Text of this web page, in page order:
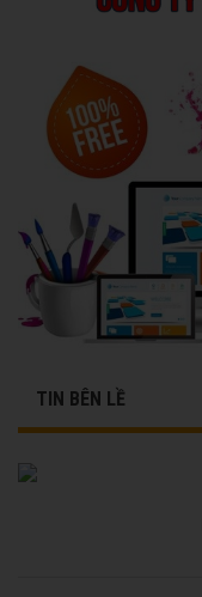
TIN BÊN LỀ